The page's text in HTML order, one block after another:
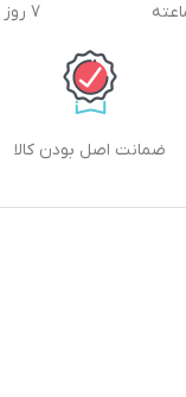
7 روز ضمانت بازگشت کالا
ضمانت اصل بودن کالا